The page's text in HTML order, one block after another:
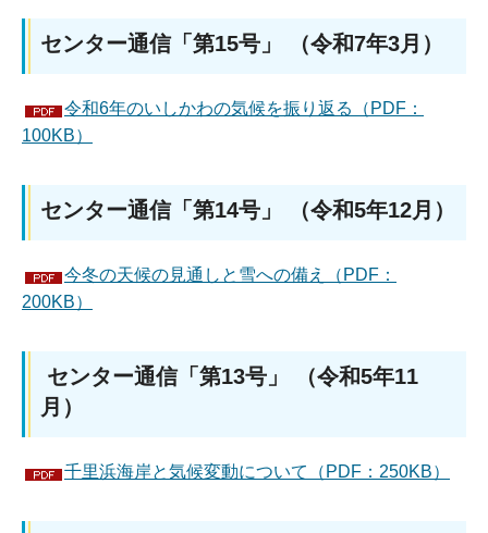
センター通信「第15号」 （令和7年3月）
令和6年のいしかわの気候を振り返る（PDF：
100KB）
センター通信「第14号」 （令和5年12月）
今冬の天候の見通しと雪への備え（PDF：
200KB）
センター通信「第13号」 （令和5年11
月）
千里浜海岸と気候変動について（PDF：250KB）